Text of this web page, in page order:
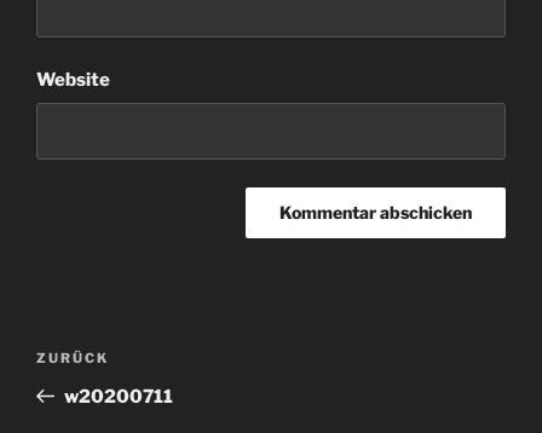
Website
Beitragsnavigation
Vorheriger
Beitrag
ZURÜCK
w20200711